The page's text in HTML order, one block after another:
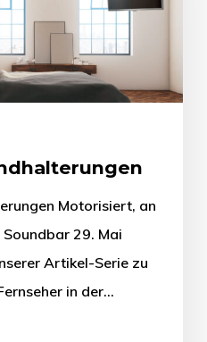
Motorisiert, an
29. Mai
Artikel-Serie zu
in der…